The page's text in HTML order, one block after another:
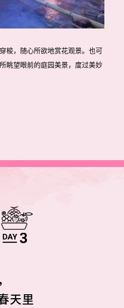
梭，随心所欲地赏花观景。也可
眺望眼前的庭园美景，度过美妙
天里